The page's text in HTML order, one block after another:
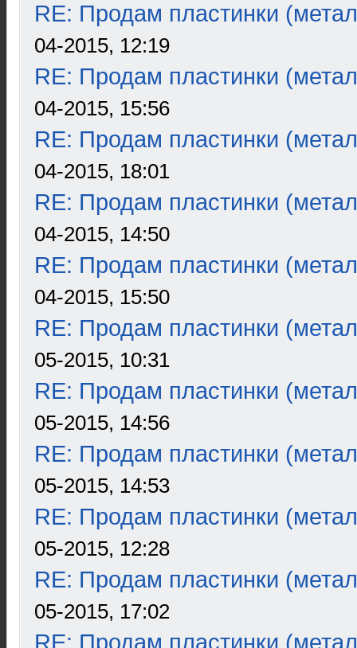
RE: Продам пластинки
04-2015, 12:19
RE: Продам пластинки
04-2015, 15:56
RE: Продам пластинки
04-2015, 18:01
RE: Продам пластинки
04-2015, 14:50
RE: Продам пластинки
04-2015, 15:50
RE: Продам пластинки
05-2015, 10:31
RE: Продам пластинки
05-2015, 14:56
RE: Продам пластинки
05-2015, 14:53
RE: Продам пластинки
05-2015, 12:28
RE: Продам пластинки
05-2015, 17:02
RE: Продам пластинки